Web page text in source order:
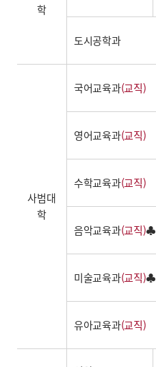
학
도시공학과
사범대
학
국어교육과(교직)
영어교육과(교직)
수학교육과(교직)
음악교육과(교직)♣
미술교육과(교직)♣
유아교육과(교직)